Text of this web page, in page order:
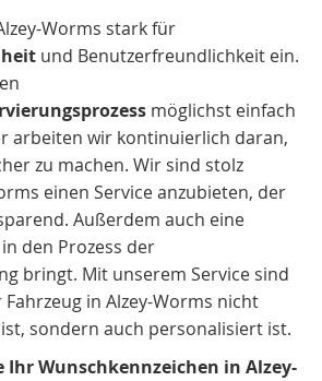
Worms stark für
und Benutzerfreundlichkeit ein.
möglichst einfach
arbeiten wir kontinuierlich daran,
zu machen. Wir sind stolz
einen Service anzubieten, der
Außerdem auch eine
in den Prozess der
bringt. Mit unserem Service sind
Fahrzeug in Alzey-Worms nicht
sondern auch personalisiert ist.
Ihr Wunschkennzeichen in Alzey-